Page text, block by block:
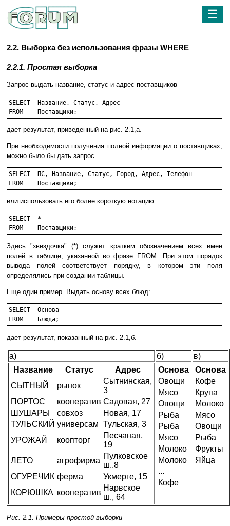
☰
2.2. Выборка без использования фразы WHERE
2.2.1. Простая выборка
Запрос выдать название, статус и адрес поставщиков
SELECT	Название, Статус, Адрес
дает результат, приведенный на рис. 2.1,а.
При необходимости получения полной информации о поставщиках,
можно было бы дать запрос
SELECT	ПС, Название, Статус, Город, Адрес, Телефон
FROM	Поставщики;
или использовать его более короткую нотацию:
SELECT	*
FROM	Поставщики;
Здесь "звездочка" (*) служит кратким обозначением всех имен
полей в таблице, указанной во фразе FROM. При этом порядок
вывода полей соответствует порядку, в котором эти поля
определялись при создании таблицы.
Еще один пример. Выдать основу всех блюд:
SELECT	Основа
FROM	Блюда;
дает результат, показанный на рис. 2.1,б.
а) б)
в)
Название
Статус
Адрес
СЫТНЫЙ
рынок
Сытнинская,
3
ПОРТОС
кооператив Садовая, 27
ШУШАРЫ
совхоз
Новая, 17
ТУЛЬСКИЙ универсам Тульская, 3
УРОЖАЙ
коопторг
Песчаная,
19
ЛЕТО
агрофирма
Пулковское
ш.,8
ОГУРЕЧИК ферма
Укмерге, 15
КОРЮШКА кооператив
Нарвское
ш., 64
Основа
Овощи
Мясо
Овощи
Рыба
Рыба
Мясо
Молоко
Молоко
...
Кофе
Основа
Кофе
Крупа
Молоко
Мясо
Овощи
Рыба
Фрукты
Яйца
Рис. 2.1. Примеры простой выборки